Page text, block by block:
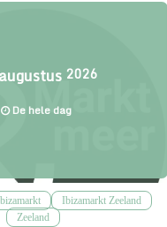
augustus 2026
De hele dag
Ibizamarkt Zeeland
Zeeland